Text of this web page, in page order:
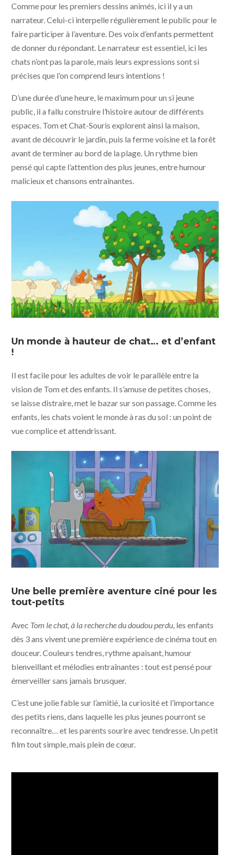
Comme pour les premiers dessins animés, ici il y a un
narrateur. Celui-ci interpelle régulièrement le public pour le
faire participer à l’aventure. Des voix d’enfants permettent
de donner du répondant. Le narrateur est essentiel, ici les
chats n’ont pas la parole, mais leurs expressions sont si
précises que l’on comprend leurs intentions !
D’une durée d’une heure, le maximum pour un si jeune
public, il a fallu construire l’histoire autour de différents
espaces. Tom et Chat-Souris explorent ainsi la maison,
avant de découvrir le jardin, puis la ferme voisine et la forêt
avant de terminer au bord de la plage. Un rythme bien
pensé qui capte l’attention des plus jeunes, entre humour
malicieux et chansons entraînantes.
Animation / Jet Boeke
Un monde à hauteur de chat… et d’enfant
!
Il est facile pour les adultes de voir le parallèle entre la
vision de Tom et des enfants. Il s’amuse de petites choses,
se laisse distraire, met le bazar sur son passage. Comme les
enfants, les chats voient le monde à ras du sol : un point de
vue complice et attendrissant.
Animation / Jet Boeke
Une belle première aventure ciné pour les
tout-petits
Avec Tom le chat, à la recherche du doudou perdu , les enfants
dès 3 ans vivent une première expérience de cinéma tout en
douceur. Couleurs tendres, rythme apaisant, humour
bienveillant et mélodies entraînantes : tout est pensé pour
émerveiller sans jamais brusquer.
C’est une jolie fable sur l’amitié, la curiosité et l’importance
des petits riens, dans laquelle les plus jeunes pourront se
reconnaître… et les parents sourire avec tendresse. Un petit
film tout simple, mais plein de cœur.